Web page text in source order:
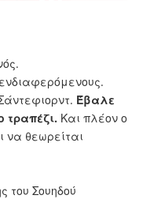
Έβαλε
τραπέζι. Και πλέον ο
να θεωρείται
του Σουηδού